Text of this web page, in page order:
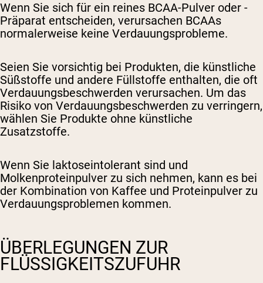
Wenn Sie sich für ein reines BCAA-Pulver oder -
Präparat entscheiden, verursachen BCAAs
normalerweise keine Verdauungsprobleme.
Seien Sie vorsichtig bei Produkten, die künstliche
Süßstoffe und andere Füllstoffe enthalten, die oft
Verdauungsbeschwerden verursachen. Um das
Risiko von Verdauungsbeschwerden zu verringern,
wählen Sie Produkte ohne künstliche
Zusatzstoffe.
Wenn Sie laktoseintolerant sind und
Molkenproteinpulver zu sich nehmen, kann es bei
der Kombination von Kaffee und Proteinpulver zu
Verdauungsproblemen kommen.
ÜBERLEGUNGEN ZUR
FLÜSSIGKEITSZUFUHR